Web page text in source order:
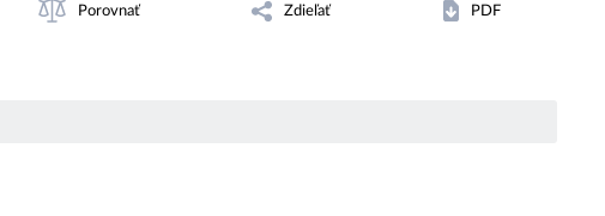
Porovnať Zdieľať PDF